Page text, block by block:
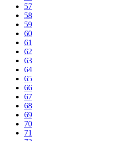
57
58
59
60
61
62
63
64
65
66
67
68
69
70
71